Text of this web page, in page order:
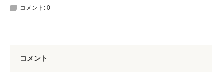
コメント: 0
コメント